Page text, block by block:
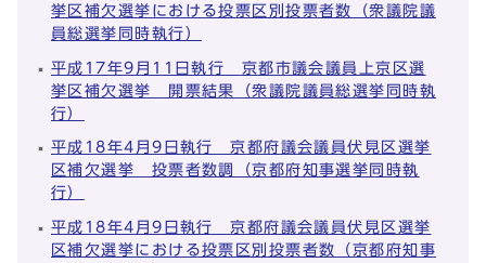
挙区補欠選挙における投票区別投票者数（衆議院議
員総選挙同時執行）
平成17年9月11日執行 京都市議会議員上京区選
挙区補欠選挙 開票結果（衆議院議員総選挙同時執
行）
平成18年4月9日執行 京都府議会議員伏見区選挙
区補欠選挙 投票者数調（京都府知事選挙同時執
行）
平成18年4月9日執行 京都府議会議員伏見区選挙
区補欠選挙における投票区別投票者数（京都府知事